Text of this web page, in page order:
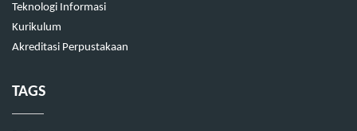
Teknologi Informasi
Kurikulum
Akreditasi Perpustakaan
TAGS